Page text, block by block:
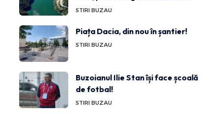
STIRI BUZAU
Piața Dacia, din nou în șantier!
STIRI BUZAU
Buzoianul Ilie Stan își face școală
de fotbal!
STIRI BUZAU